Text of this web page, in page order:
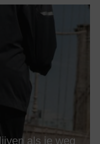
als je weg